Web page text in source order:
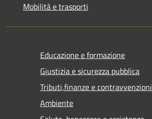
Mobilità e trasporti
Educazione e formazione
Giustizia e sicurezza pubblica
Tributi,finanze e contravvenzioni
Ambiente